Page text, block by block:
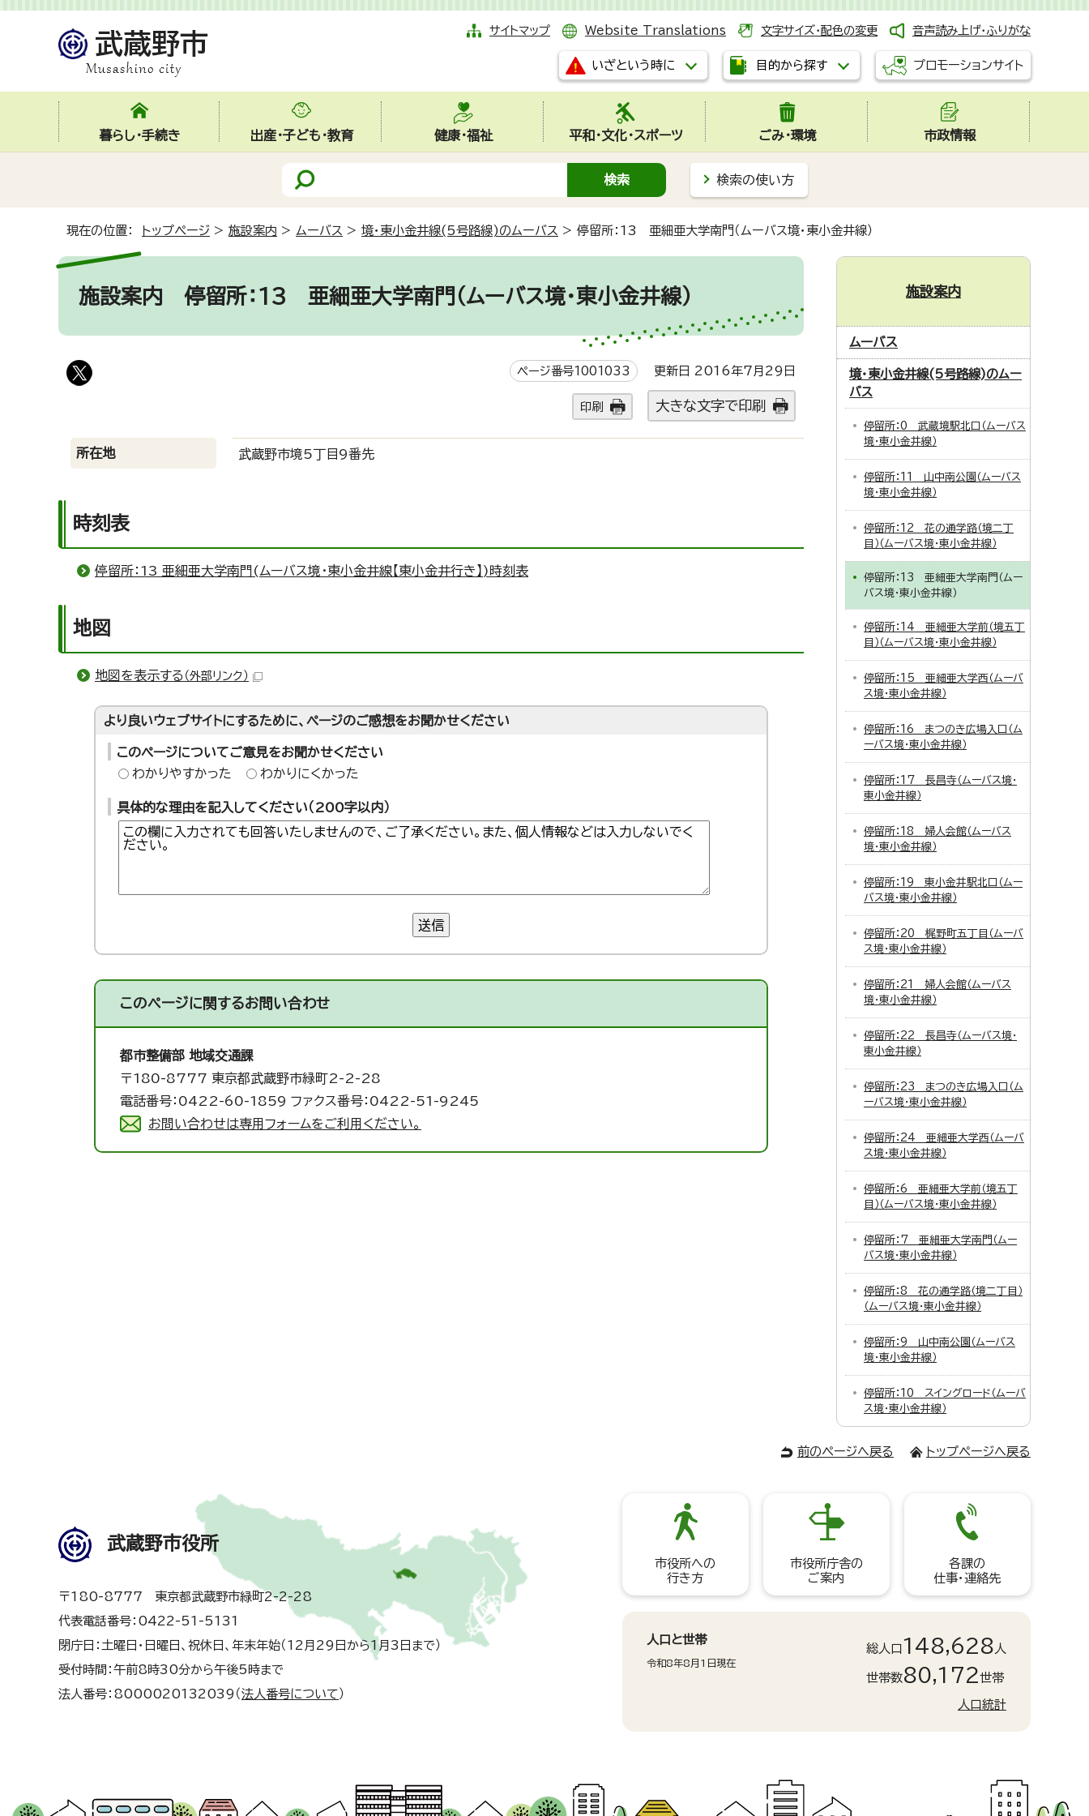
サイトマップ Website Translations 文字サイズ・配色の変更 音声読み上げ・ふりがな
いざという時に 目的から探す プロモーションサイト
暮らし・手続き 出産・子ども・教育 健康・福祉 平和・文化・スポーツ ごみ・環境 市政情報
検索の使い方
現在の位置： トップページ > 施設案内 > ムーバス > 境・東小金井線(5号路線)のムーバス > 停留所：13 亜細亜大学南門（ムーバス境・東小金井線）
施設案内 停留所：13 亜細亜大学南門（ムーバス境・東小金井線）
ページ番号1001033 更新日 2016年7月29日
印刷 大きな文字で印刷
所在地 武蔵野市境5丁目9番先
時刻表
停留所：13 亜細亜大学南門(ムーバス境・東小金井線【東小金井行き】)時刻表
地図
地図を表示する （外部リンク）
より良いウェブサイトにするために、ページのご感想をお聞かせください
このページについてご意見をお聞かせください
わかりやすかった
わかりにくかった
具体的な理由を記入してください（200字以内）
送信
このページに関するお問い合わせ
都市整備部 地域交通課
〒180-8777 東京都武蔵野市緑町2-2-28
電話番号：0422-60-1859 ファクス番号：0422-51-9245
お問い合わせは専用フォームをご利用ください。
施設案内
ムーバス
境・東小金井線(5号路線)のムー
バス
停留所：0 武蔵境駅北口（ムーバス
境・東小金井線）
停留所：11 山中南公園（ムーバス
境・東小金井線）
停留所：12 花の通学路（境二丁
目）（ムーバス境・東小金井線）
停留所：13 亜細亜大学南門（ムー
バス境・東小金井線）
停留所：14 亜細亜大学前（境五丁
目）（ムーバス境・東小金井線）
停留所：15 亜細亜大学西（ムーバ
ス境・東小金井線）
停留所：16 まつのき広場入口（ム
ーバス境・東小金井線）
停留所：17 長昌寺（ムーバス境・
東小金井線）
停留所：18 婦人会館（ムーバス
境・東小金井線）
停留所：19 東小金井駅北口（ムー
バス境・東小金井線）
停留所：20 梶野町五丁目（ムーバ
ス境・東小金井線）
停留所：21 婦人会館（ムーバス
境・東小金井線）
停留所：22 長昌寺（ムーバス境・
東小金井線）
停留所：23 まつのき広場入口（ム
ーバス境・東小金井線）
停留所：24 亜細亜大学西（ムーバ
ス境・東小金井線）
停留所：6 亜細亜大学前（境五丁
目）（ムーバス境・東小金井線）
停留所：7 亜細亜大学南門（ムー
バス境・東小金井線）
停留所：8 花の通学路（境二丁目）
（ムーバス境・東小金井線）
停留所：9 山中南公園（ムーバス
境・東小金井線）
停留所：10 スイングロード（ムーバ
ス境・東小金井線）
前のページへ戻る トップページへ戻る
武蔵野市役所
〒180-8777 東京都武蔵野市緑町2-2-28
代表電話番号：0422-51-5131
閉庁日：土曜日・日曜日、祝休日、年末年始（12月29日から1月3日まで）
受付時間：午前8時30分から午後5時まで
法人番号：8000020132039（ 法人番号について ）
市役所への
行き方
市役所庁舎の
ご案内
各課の
仕事・連絡先
人口と世帯
令和8年8月1日現在
総人口 148,628 人
世帯数80,172世帯
人口統計